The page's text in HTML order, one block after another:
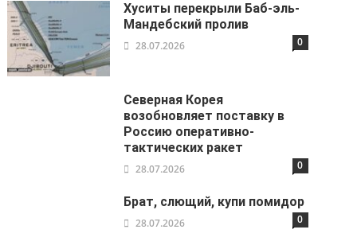
Хуситы перекрыли Баб-эль-
Мандебский пролив
28.07.2026 0
Северная Корея
возобновляет поставку в
Россию оперативно-
тактических ракет
28.07.2026 0
Брат, слющий, купи помидор
28.07.2026 0